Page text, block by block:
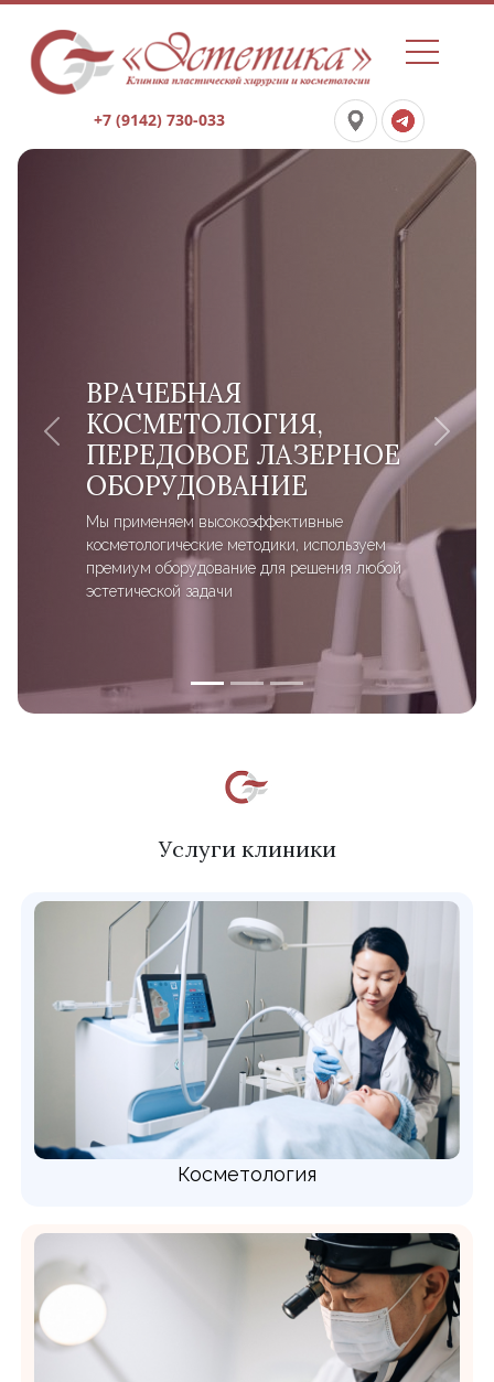
+7 (9142) 730-033
ВРАЧЕБНАЯ
КОСМЕТОЛОГИЯ,
ПЕРЕДОВОЕ ЛАЗЕРНОЕ
ОБОРУДОВАНИЕ
Мы применяем высокоэффективные
косметологические методики, используем
премиум оборудование для решения любой
эстетической задачи
Previous Next
Услуги клиники
Косметология